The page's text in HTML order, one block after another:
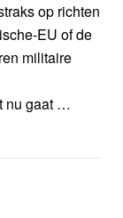
op richten
EU of de
militaire
nu gaat …